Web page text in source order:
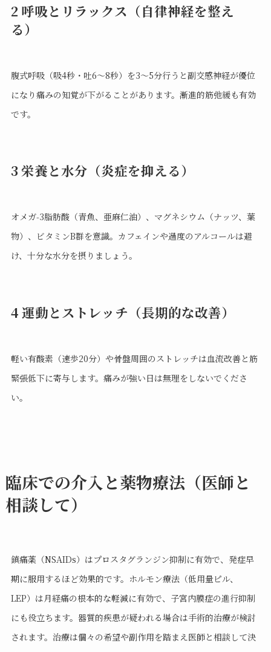
2 呼吸とリラックス（自律神経を整え
る）
腹式呼吸（吸4秒・吐6〜8秒）を3〜5分行うと副交感神経が優位
になり痛みの知覚が下がることがあります。漸進的筋弛緩も有効
です。
3 栄養と水分（炎症を抑える）
オメガ‑3脂肪酸（青魚、亜麻仁油）、マグネシウム（ナッツ、葉
物）、ビタミンB群を意識。カフェインや過度のアルコールは避
け、十分な水分を摂りましょう。
4 運動とストレッチ（長期的な改善）
軽い有酸素（速歩20分）や骨盤周囲のストレッチは血流改善と筋
緊張低下に寄与します。痛みが強い日は無理をしないでくださ
い。
臨床での介入と薬物療法（医師と
相談して）
鎮痛薬（NSAIDs）はプロスタグランジン抑制に有効で、発症早
期に服用するほど効果的です。ホルモン療法（低用量ピル、
LEP）は月経痛の根本的な軽減に有効で、子宮内膜症の進行抑制
にも役立ちます。器質的疾患が疑われる場合は手術的治療が検討
されます。治療は個々の希望や副作用を踏まえ医師と相談して決